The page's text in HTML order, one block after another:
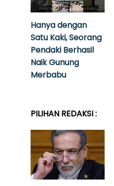
Hanya dengan
Satu Kaki, Seorang
Pendaki Berhasil
Naik Gunung
Merbabu
PILIHAN REDAKSI :